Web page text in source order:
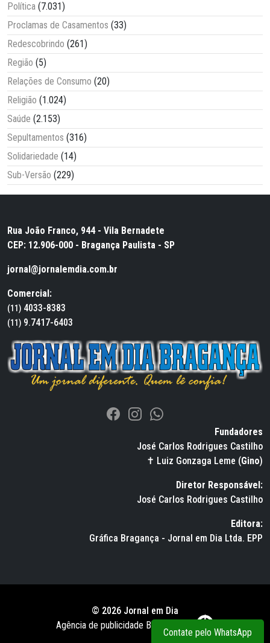
Política (7.031)
Proclamas de Casamentos (33)
Redescobrindo (261)
Região (5)
Relações de Consumo (20)
Religião (1.024)
Saúde (2.153)
Sepultamentos (316)
Solidariedade (14)
Sub-Versão (229)
Rua João Franco, 944 - Vila Bernadete
CEP: 12.906-000 - Bragança Paulista - SP
jornal@jornalemdia.com.br
Comercial:
(11) 4033-8383
(11) 9.7417-6403
Fundadores
José Carlos Rodrigues Castilho
✝ Luiz Gonzaga Leme (Gino)
Diretor Responsável:
José Carlos Rodrigues Castilho
Editora:
Gráfica Bragança - Jornal em Dia Ltda. EPP
© 2026 Jornal em Dia
Agência de publicidade BWS RUSSO
Contate pelo WhatsApp